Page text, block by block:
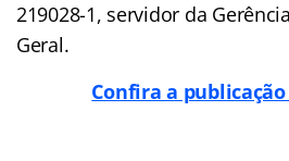
219028-1, servidor da
Geral.
Confira a